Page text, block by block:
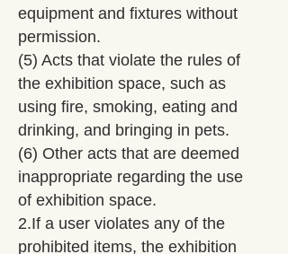
equipment and fixtures without
permission.
(5) Acts that violate the rules of
the exhibition space, such as
using fire, smoking, eating and
drinking, and bringing in pets.
(6) Other acts that are deemed
inappropriate regarding the use
of exhibition space.
2.If a user violates any of the
prohibited items, the exhibition